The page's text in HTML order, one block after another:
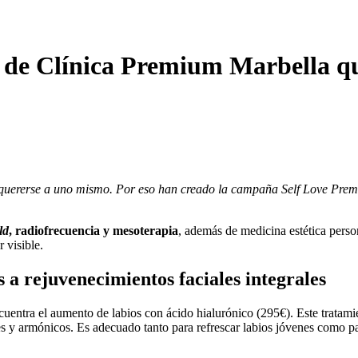
Clínica Premium Marbella
a uno mismo. Por eso han creado la campaña Self Love
, radiofrecuencia y mesoterapia, además de medicina estética
visible.
a rejuvenecimientos faciales integrales
el aumento de labios con ácido hialurónico (295€). Este
armónicos. Es adecuado tanto para refrescar labios jóvenes como